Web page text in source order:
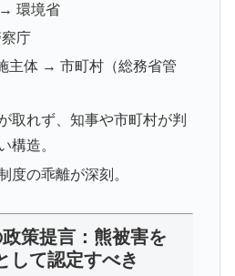
環境省
庁
主体 → 市町村（総務省管
取れず、知事や市町村が判
構造。
度の乖離が深刻。
政策提言：熊被害を
して認定すべき